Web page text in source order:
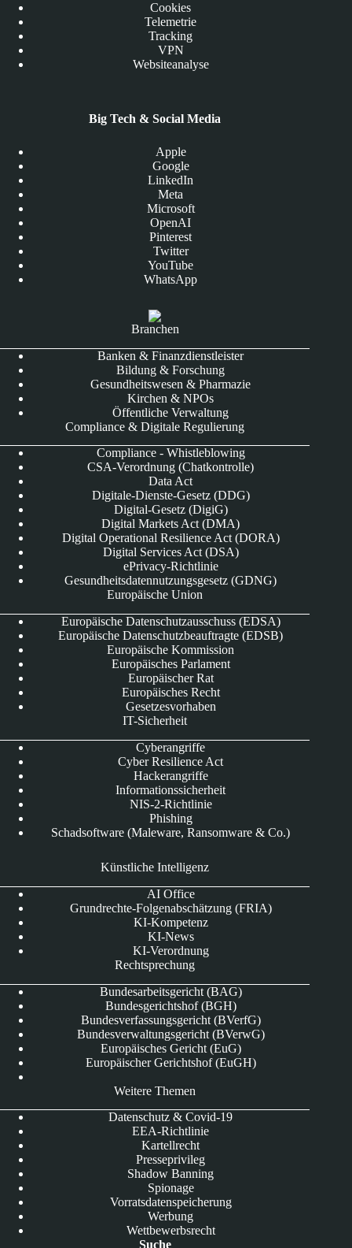
Cookies
Telemetrie
Tracking
VPN
Websiteanalyse
Big Tech & Social Media
Apple
Google
LinkedIn
Meta
Microsoft
OpenAI
Pinterest
Twitter
YouTube
WhatsApp
Branchen
Banken & Finanzdienstleister
Bildung & Forschung
Gesundheitswesen & Pharmazie
Kirchen & NPOs
Öffentliche Verwaltung
Compliance & Digitale Regulierung
Compliance - Whistleblowing
CSA-Verordnung (Chatkontrolle)
Data Act
Digitale-Dienste-Gesetz (DDG)
Digital-Gesetz (DigiG)
Digital Markets Act (DMA)
Digital Operational Resilience Act (DORA)
Digital Services Act (DSA)
ePrivacy-Richtlinie
Gesundheitsdatennutzungsgesetz (GDNG)
Europäische Union
Europäische Datenschutzausschuss (EDSA)
Europäische Datenschutzbeauftragte (EDSB)
Europäische Kommission
Europäisches Parlament
Europäischer Rat
Europäisches Recht
Gesetzesvorhaben
IT-Sicherheit
Cyberangriffe
Cyber Resilience Act
Hackerangriffe
Informationssicherheit
NIS-2-Richtlinie
Phishing
Schadsoftware (Maleware, Ransomware & Co.)
Künstliche Intelligenz
AI Office
Grundrechte-Folgenabschätzung (FRIA)
KI-Kompetenz
KI-News
KI-Verordnung
Rechtsprechung
Bundesarbeitsgericht (BAG)
Bundesgerichtshof (BGH)
Bundesverfassungsgericht (BVerfG)
Bundesverwaltungsgericht (BVerwG)
Europäisches Gericht (EuG)
Europäischer Gerichtshof (EuGH)
Weitere Themen
Datenschutz & Covid-19
EEA-Richtlinie
Kartellrecht
Presseprivileg
Shadow Banning
Spionage
Vorratsdatenspeicherung
Werbung
Wettbewerbsrecht
Suche